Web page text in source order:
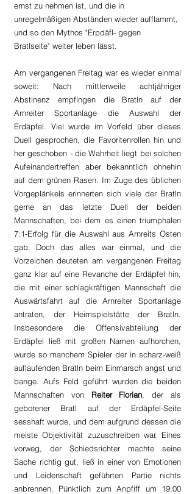
ernst zu nehmen ist, und die in
unregelmäßigen Abständen wieder aufflammt,
und so den Mythos "Erpdäfl- gegen
Bratlseite" weiter leben lässt.
Am vergangenen Freitag war es wieder einmal
soweit: Nach mittlerweile achtjähriger
Abstinenz empfingen die Bratln auf der
Arnreiter Sportanlage die Auswahl der
Erdäpfel. Viel wurde im Vorfeld über dieses
Duell gesprochen, die Favoritenrollen hin und
her geschoben - die Wahrheit liegt bei solchen
Aufeinandertreffen aber bekanntlich ohnehin
auf dem grünen Rasen. Im Zuge des üblichen
Vorgeplänkels erinnerten sich viele der Bratln
gerne an das letzte Duell der beiden
Mannschaften, bei dem es einen triumphalen
7:1-Erfolg für die Auswahl aus Arnreits Osten
gab. Doch das alles war einmal, und die
Vorzeichen deuteten am vergangenen Freitag
ganz klar auf eine Revanche der Erdäpfel hin,
die mit einer schlagkräftigen Mannschaft die
Auswärtsfahrt auf die Arnreiter Sportanlage
antraten, der Heimspielstätte der Bratln.
Insbesondere die Offensivabteilung der
Erdäpfel ließ mit großen Namen aufhorchen,
wurde so manchem Spieler der in scharz-weiß
auflaufenden Bratln beim Einmarsch angst und
bange. Aufs Feld geführt wurden die beiden
Mannschaften von Reiter Florian, der als
geborener Bratl auf der Erdäpfel-Seite
sesshaft wurde, und dem aufgrund dessen die
meiste Objektivität zuzuschreiben war. Eines
vorweg, der Schiedsrichter machte seine
Sache richtig gut, ließ in einer von Emotionen
und Leidenschaft geführten Partie nichts
anbrennen. Pünktlich zum Anpfiff um 19:00